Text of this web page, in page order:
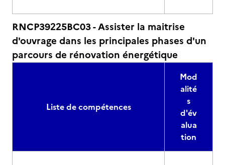
RNCP39225BC03 - Assister la maitrise
d'ouvrage dans les principales phases d'un
parcours de rénovation énergétique
Liste de compétences
Mod
alité
s
d'év
alua
tion